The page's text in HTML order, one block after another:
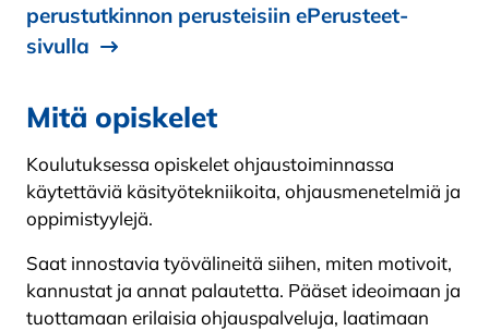
perustutkinnon perusteisiin ePerusteet-
sivulla
Mitä opiskelet
Koulutuksessa opiskelet ohjaustoiminnassa
käytettäviä käsityötekniikoita, ohjausmenetelmiä ja
oppimistyylejä.
Saat innostavia työvälineitä siihen, miten motivoit,
kannustat ja annat palautetta. Pääset ideoimaan ja
tuottamaan erilaisia ohjauspalveluja, laatimaan